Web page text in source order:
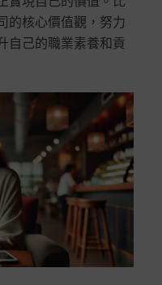
的核心價值觀，努力
自己的職業素養和貢